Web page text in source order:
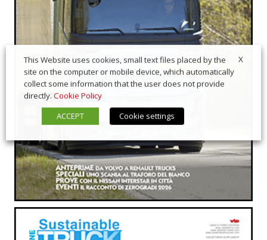
X
This Website uses cookies, small text files placed by the
site on the computer or mobile device, which automatically
collect some information that the user does not provide
directly. Cookie Policy
ACCEPT
Cookie settings